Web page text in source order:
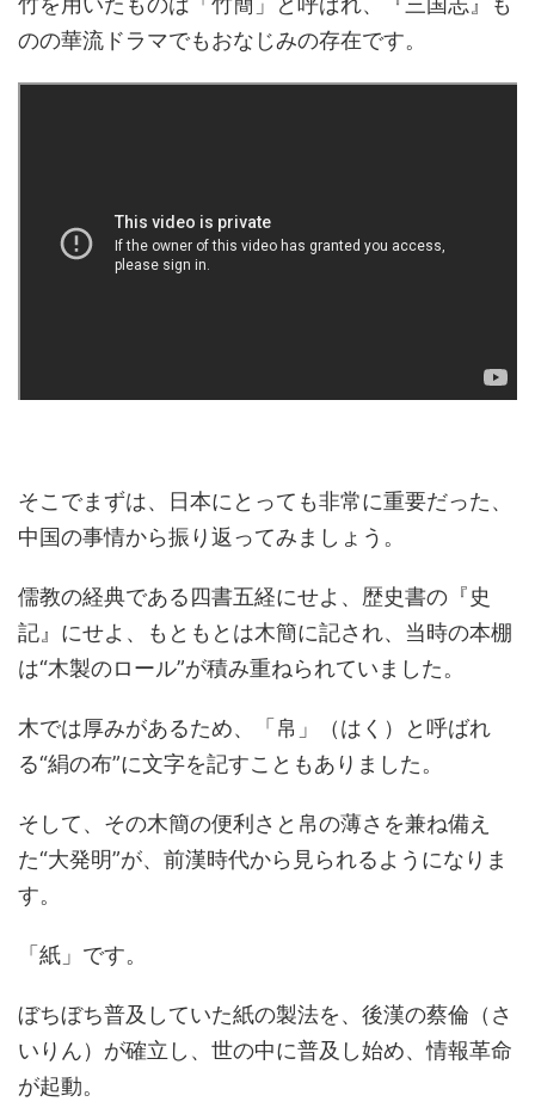
のの華流ドラマでもおなじみの存在です。
そこでまずは、日本にとっても非常に重要だった、
中国の事情から振り返ってみましょう。
儒教の経典である四書五経にせよ、歴史書の『史
記』にせよ、もともとは木簡に記され、当時の本棚
は“木製のロール”が積み重ねられていました。
木では厚みがあるため、「帛」（はく）と呼ばれ
る“絹の布”に文字を記すこともありました。
そして、その木簡の便利さと帛の薄さを兼ね備え
た“大発明”が、前漢時代から見られるようになりま
す。
「紙」です。
ぼちぼち普及していた紙の製法を、後漢の蔡倫（さ
いりん）が確立し、世の中に普及し始め、情報革命
が起動。